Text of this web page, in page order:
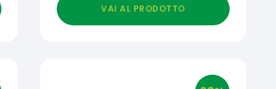
VAI AL PRODOTTO